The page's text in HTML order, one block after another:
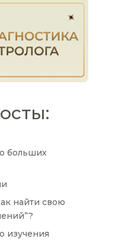
больших
найти свою
изучения